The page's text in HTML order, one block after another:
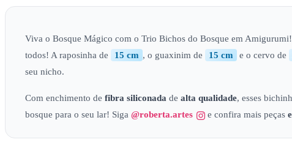
Viva o Bosque Mágico com o Trio Bichos do Bosque em
todos! A raposinha de
15 cm , o guaxinim de 15 cm e o cervo de
seu nicho.
Com enchimento de fibra siliconada de alta qualidade, esses
bosque para o seu lar! Siga @roberta.artes e confira mais peças